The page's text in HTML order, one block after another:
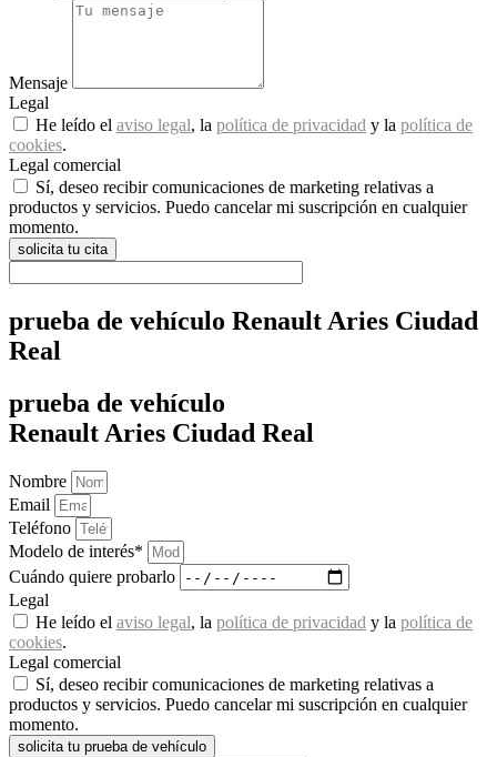
Mensaje
Legal
He leído el aviso legal, la política de privacidad y la política de
cookies.
Legal comercial
Sí, deseo recibir comunicaciones de marketing relativas a
productos y servicios. Puedo cancelar mi suscripción en cualquier
momento.
solicita tu cita
prueba de vehículo Renault Aries Ciudad
Real
prueba de vehículo
Renault Aries Ciudad Real
Nombre
Email
Teléfono
Modelo de interés*
Cuándo quiere probarlo
Legal
He leído el aviso legal, la política de privacidad y la política de
cookies.
Legal comercial
Sí, deseo recibir comunicaciones de marketing relativas a
productos y servicios. Puedo cancelar mi suscripción en cualquier
momento.
solicita tu prueba de vehículo